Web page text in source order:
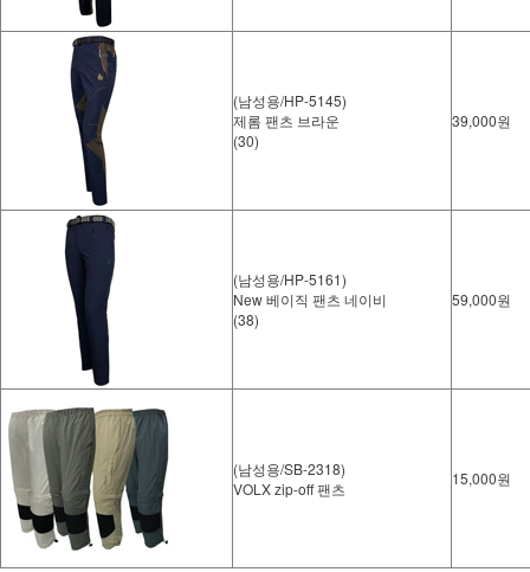
(남성용/HP-5145)
제롬 팬츠 브라운
(30)
39,000원
(남성용/HP-5161)
New 베이직 팬츠 네이비
(38)
59,000원
(남성용/SB-2318)
VOLX zip-off 팬츠
15,000원